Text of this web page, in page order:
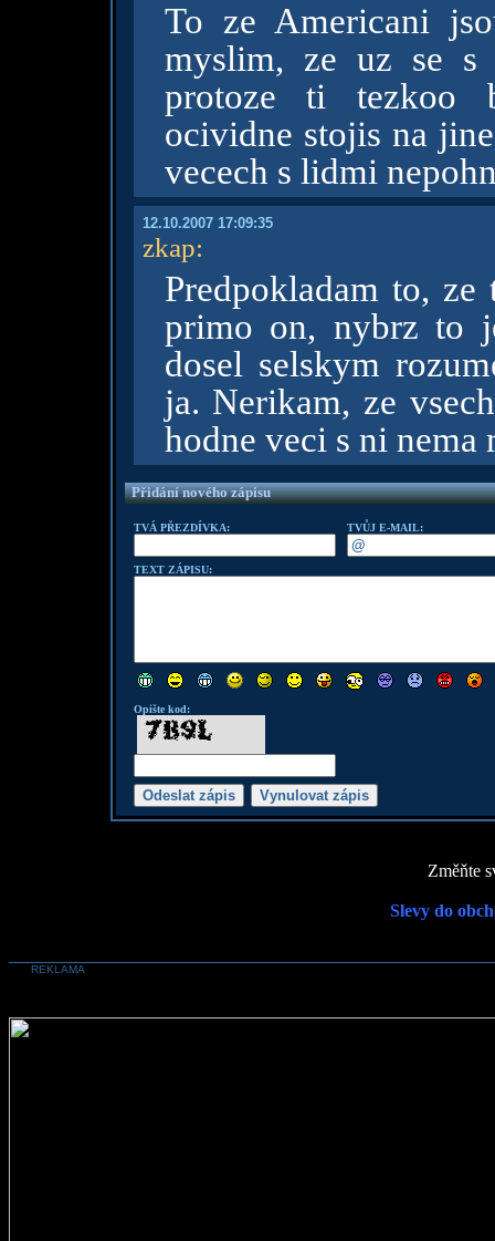
To ze Americani
myslim, ze uz se s
protoze ti tezkoo
ocividne stojis na
vecech s lidmi
12.10.2007 17:09:35
zkap:
Predpokladam to,
primo on, nybrz to
dosel selskym
ja. Nerikam, ze
hodne veci s ni nema
Přidání nového zápisu
TVÁ PŘEZDÍVKA: TVŮJ E-MAIL:
TEXT ZÁPISU:
Opište kod:
Změňte
Slevy do
REKLAMA